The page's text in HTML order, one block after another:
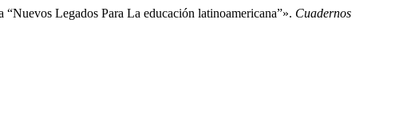
Legados Para La educación latinoamericana”». Cuadernos